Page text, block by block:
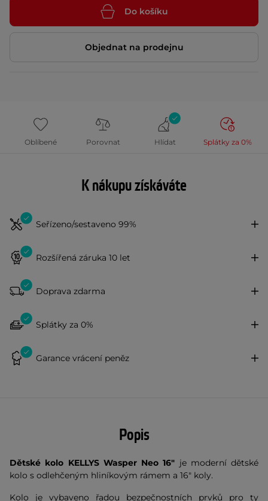
Do košíku
Objednat na prodejnu
Oblíbené Porovnat Hlídat Splátky za 0%
K nákupu získáváte
Seřízeno/sestaveno 99%
Rozšířená záruka 10 let
Doprava zdarma
Splátky za 0%
Garance vrácení peněz
Popis
Dětské kolo KELLYS Wasper Neo 16" je moderní dětské
kolo s odlehčeným hliníkovým rámem a 16" koly.
Kolo je vybaveno řadou bezpečnostních prvků pro ty